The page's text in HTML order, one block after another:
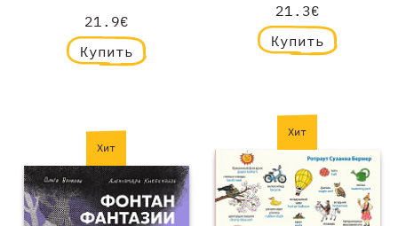
21.9€
Купить
21.3€
Купить
Хит
Хит